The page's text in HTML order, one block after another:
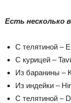
Есть несколько
С телятиной –
С курицей –
Из баранины –
Из индейки –
С телятиной –